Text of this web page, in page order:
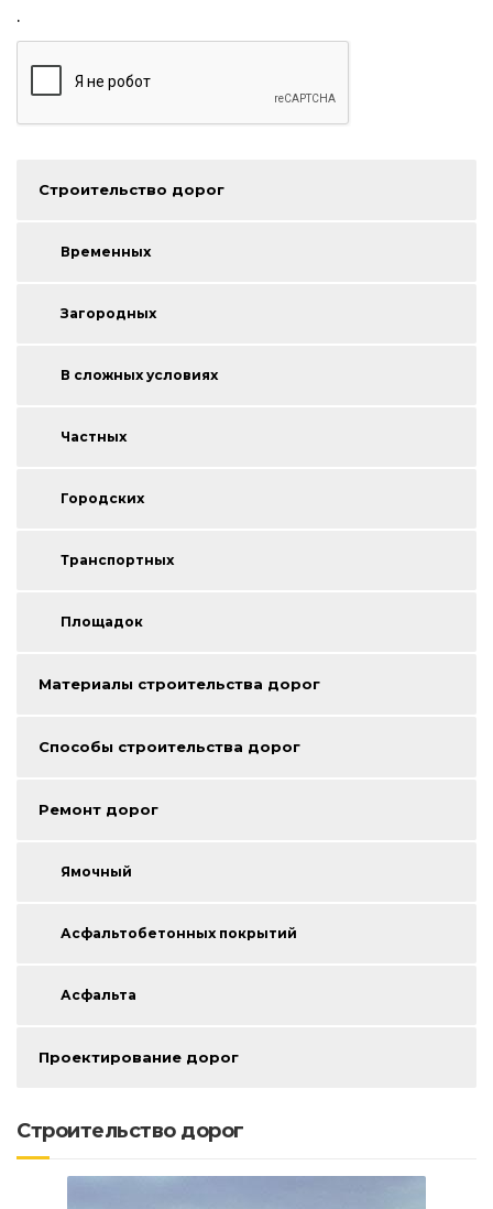
.
Строительство дорог
Временных
Загородных
В сложных условиях
Частных
Городских
Транспортных
Площадок
Материалы строительства дорог
Способы строительства дорог
Ремонт дорог
Ямочный
Асфальтобетонных покрытий
Асфальта
Проектирование дорог
Строительство дорог